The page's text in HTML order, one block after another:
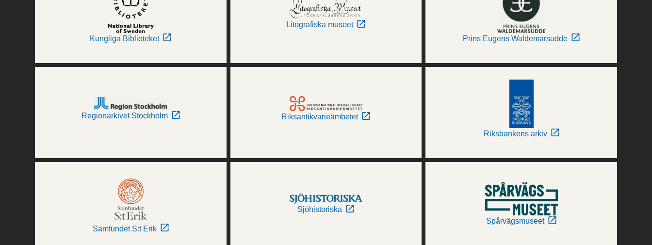
Kungliga Biblioteket
Litografiska museet
Prins Eugens Waldemarsudde
Regionarkivet Stockholm Riksantikvarieämbetet
Riksbankens arkiv
Samfundet S:t Erik
Sjöhistoriska
Spårvägsmuseet